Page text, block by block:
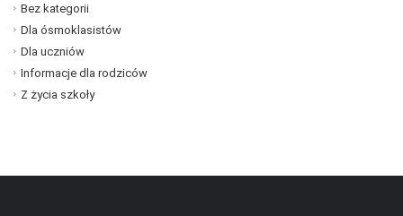
Bez kategorii
Dla ósmoklasistów
Dla uczniów
Informacje dla rodziców
Z życia szkoły